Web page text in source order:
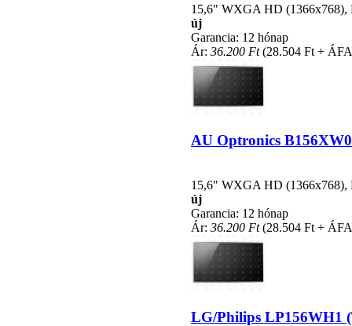
15,6" WXGA HD (1366x768),
új
Garancia: 12 hónap
Ár: 36.200 Ft(28.504 Ft +
AU Optronics
15,6" WXGA HD (1366x768),
új
Garancia: 12 hónap
Ár: 36.200 Ft(28.504 Ft +
LG/Philips LP156WH1